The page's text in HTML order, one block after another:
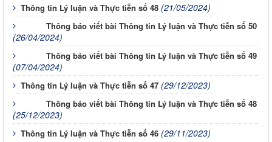
Thông tin Lý luận và Thực tiễn số 48 (21/05/2024)
Thông báo viết bài Thông tin Lý luận và Thực tiễn số 50
(26/04/2024)
Thông báo viết bài Thông tin Lý luận và Thực tiễn số 49
(07/04/2024)
Thông tin Lý luận và Thực tiễn số 47 (29/12/2023)
Thông báo viết bài Thông tin Lý luận và Thực tiễn số 48
(25/12/2023)
Thông tin Lý luận và Thực tiễn số 46 (29/11/2023)